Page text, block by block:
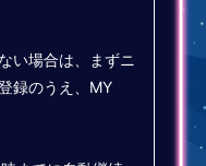
い場合は、まずニ
録のうえ、MY